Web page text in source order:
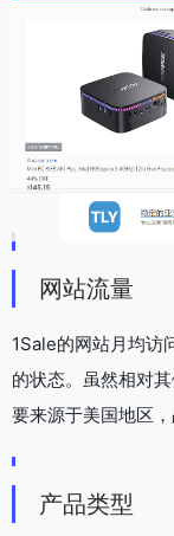
网站流量
1Sale的网站月均访
的状态。虽然相对
要来源于美国地区
产品类型